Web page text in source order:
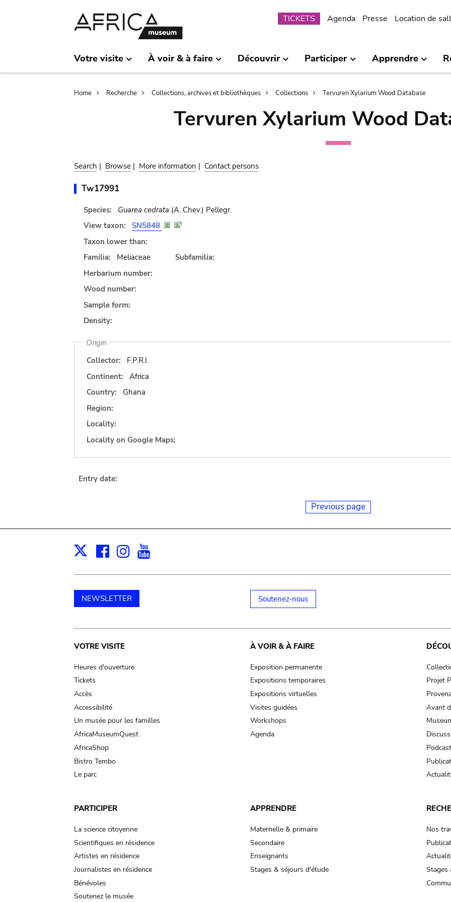
Submenu
TICKETS Agenda Presse Location de
Votre visite À voir & à faire Découvrir Participer Apprendre
Breadcrumb
Home Recherche Collections, archives et bibliothèques Collections Tervuren Xylarium Wood Database
Tervuren Xylarium Wood
Search | Browse | More information | Contact persons
Tw17991
Species: Guarea cedrata (A. Chev.) Pellegr.
View taxon:
SN5848
Taxon lower than:
Familia:
Meliaceae
Subfamilia:
Herbarium number:
Wood number:
Sample form:
Density:
Origin
Collector:
F.P.R.I.
Continent:
Africa
Country:
Ghana
Region:
Locality:
Locality on Google Maps:
Entry date:
Previous page
X Facebook
Instagram
NEWSLETTER Soutenez-nous
Main
navigation
VOTRE VISITE
Heures d'ouverture
Tickets
Accès
Accessibilité
Un musée pour les familles
AfricaMuseumQuest
AfricaShop
Bistro Tembo
Le parc
À VOIR & À FAIRE
Exposition permanente
Expositions temporaires
Expositions virtuelles
Visites guidées
Workshops
Agenda
Projet
Avant
PARTICIPER
La science citoyenne
Scientifiques en résidence
Artistes en résidence
Journalistes en résidence
Bénévoles
Soutenez le musée
APPRENDRE
Maternelle & primaire
Secondaire
Enseignants
Stages & séjours d'étude
Nos
Stages